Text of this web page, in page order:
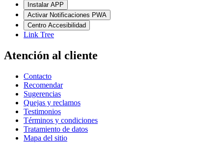
Instalar APP
Activar Notificaciones PWA
Centro Accesibilidad
Link Tree
Atención al cliente
Contacto
Recomendar
Sugerencias
Quejas y reclamos
Testimonios
Términos y condiciones
Tratamiento de datos
Mapa del sitio